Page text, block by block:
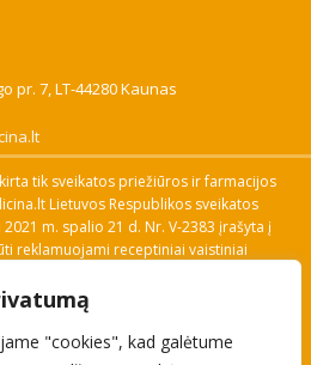
"cookies", kad galėtume
pr. 7, LT-44280 Kaunas
tik sveikatos priežiūros ir farmacijos
Lietuvos Respublikos sveikatos
m. spalio 21 d. Nr. V-2383 įrašyta į
reklamuojami receptiniai vaistiniai
nuorodos: Vaistų ir medicinos
paieška, VVKT tinklalapis, Sveikatos
pranešimo apie įtariamą